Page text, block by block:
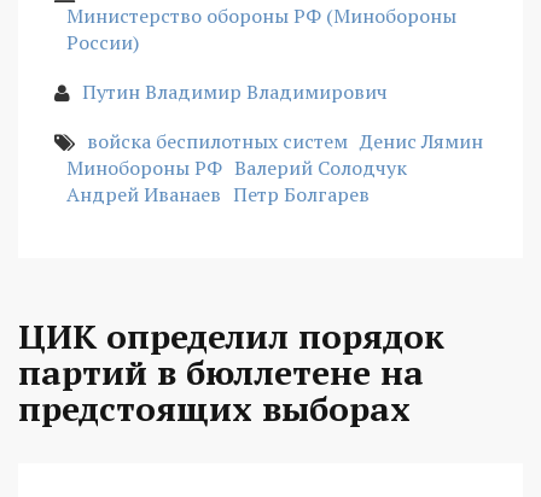
Министерство обороны РФ (Минобороны
России)
Путин Владимир Владимирович
войска беспилотных систем Денис Лямин
Минобороны РФ Валерий Солодчук
Андрей Иванаев Петр Болгарев
ЦИК определил порядок
партий в бюллетене на
предстоящих выборах